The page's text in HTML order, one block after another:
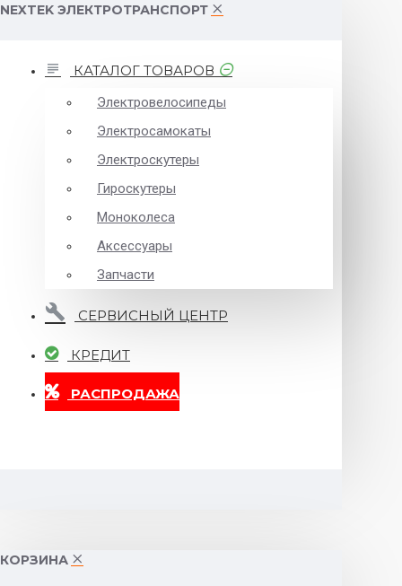
NEXTEK ЭЛЕКТРОТРАНСПОРТ
КАТАЛОГ ТОВАРОВ
Электровелосипеды
Электросамокаты
Электроскутеры
Гироскутеры
Моноколеса
Аксессуары
Запчасти
СЕРВИСНЫЙ ЦЕНТР
КРЕДИТ
РАСПРОДАЖА
КОРЗИНА